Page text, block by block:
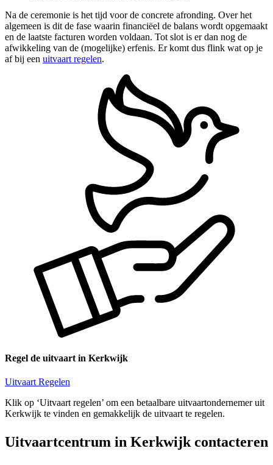
Na de ceremonie is het tijd voor de concrete afronding. Over het
algemeen is dit de fase waarin financiëel de balans wordt opgemaakt
en de laatste facturen worden voldaan. Tot slot is er dan nog de
afwikkeling van de (mogelijke) erfenis. Er komt dus flink wat op je
af bij een uitvaart regelen.
Regel de uitvaart in Kerkwijk
Uitvaart Regelen
Klik op ‘Uitvaart regelen’ om een betaalbare uitvaartondernemer uit
Kerkwijk te vinden en gemakkelijk de uitvaart te regelen.
Uitvaartcentrum in Kerkwijk contacteren